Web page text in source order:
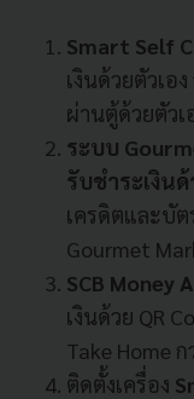
Smart Self
เงินด้วยตัวเอ
ผ่านตู้ด้วยตัวเ
ระบบ
รับชำระเงินด้
เครดิตและบั
Gourmet
SCB Money
เงินด้วย QR
Take Home
ติดตั้งเครื่อง